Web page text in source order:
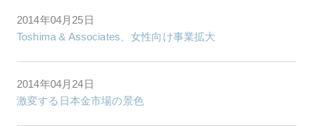
2014年04月25日
Toshima & Associates、女性向け事業拡大
2014年04月24日
激変する日本金市場の景色